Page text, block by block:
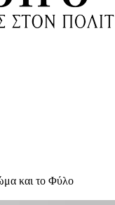
και το Φύλο